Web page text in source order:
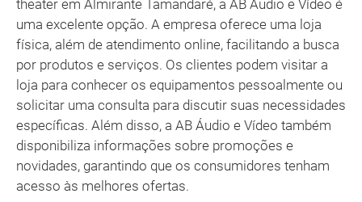
theater em Almirante Tamandaré, a AB Áudio e Vídeo é
uma excelente opção. A empresa oferece uma loja
física, além de atendimento online, facilitando a busca
por produtos e serviços. Os clientes podem visitar a
loja para conhecer os equipamentos pessoalmente ou
solicitar uma consulta para discutir suas necessidades
específicas. Além disso, a AB Áudio e Vídeo também
disponibiliza informações sobre promoções e
novidades, garantindo que os consumidores tenham
acesso às melhores ofertas.